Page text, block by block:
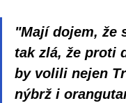
"Mají dojem, že
tak zlá, že proti
by volili nejen
nýbrž i